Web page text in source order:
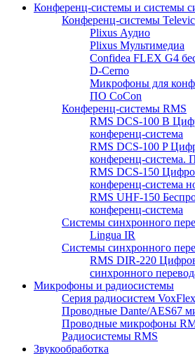
Конференц-системы и системы
Конференц-системы Televic
Plixus Аудио
Plixus Мультимедиа
Confidea FLEX G4
D-Cerno
Микрофоны для
ПО CoCon
Конференц-системы RMS
RMS DCS-100 B
конференц-система
RMS DCS-100 P
конференц-система.
RMS DCS-150
конференц-система
RMS UHF-150
конференц-система
Системы синхронного
Lingua IR
Системы синхронного
RMS DIR-220
синхронного
Микрофоны и радиосистемы
Серия радиосистем
Проводные Dante/AES67
Проводные микрофоны
Радиосистемы RMS
Звукообработка